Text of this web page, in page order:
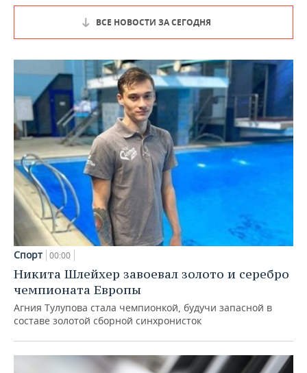
ВСЕ НОВОСТИ ЗА СЕГОДНЯ
Спорт 00:00
Никита Шлейхер завоевал золото и серебро
чемпионата Европы
Агния Тулупова стала чемпионкой, будучи запасной в
составе золотой сборной синхронисток